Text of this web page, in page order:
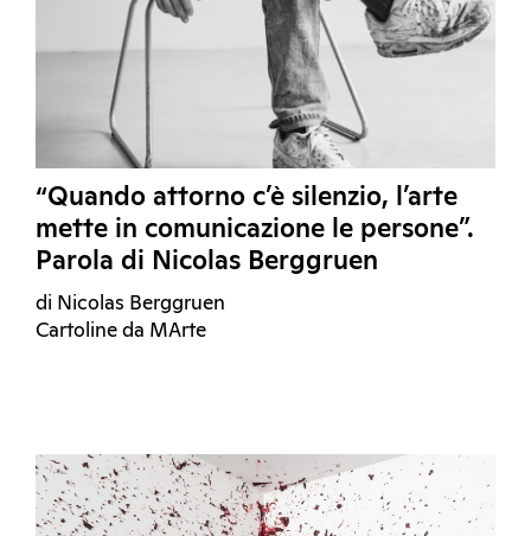
“Quando attorno c’è silenzio, l’arte
mette in comunicazione le persone”.
Parola di Nicolas Berggruen
di Nicolas Berggruen
Cartoline da MArte